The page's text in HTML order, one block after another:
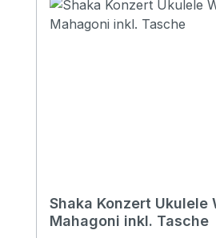
Shaka Konzert Ukulele
Mahagoni inkl. Tasche